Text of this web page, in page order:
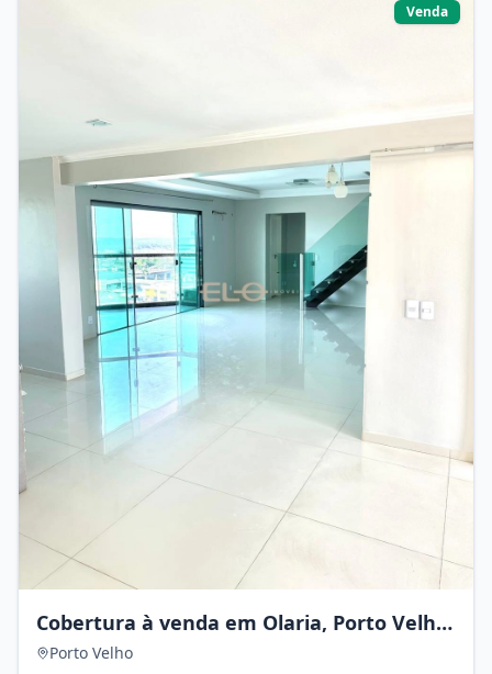
Venda
Cobertura à venda em Olaria, Porto Velho
- Edifício Varandas do Madeira
Porto Velho